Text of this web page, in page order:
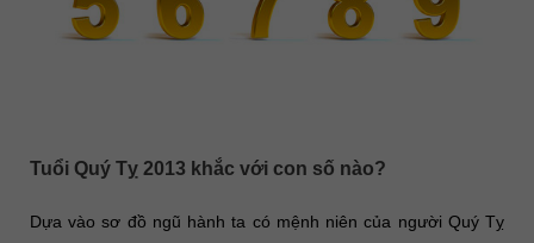
Tuổi Quý Tỵ 2013 khắc với con số nào?
Dựa vào sơ đồ ngũ hành ta có mệnh niên của người Quý Tỵ